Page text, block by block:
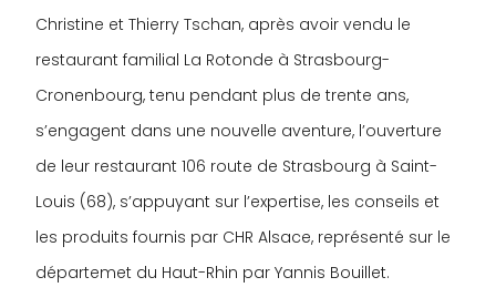
Christine et Thierry Tschan, après avoir vendu le
restaurant familial La Rotonde à Strasbourg-
Cronenbourg, tenu pendant plus de trente ans,
s’engagent dans une nouvelle aventure, l’ouverture
de leur restaurant 106 route de Strasbourg à Saint-
Louis (68), s’appuyant sur l’expertise, les conseils et
les produits fournis par CHR Alsace, représenté sur le
départemet du Haut-Rhin par Yannis Bouillet.